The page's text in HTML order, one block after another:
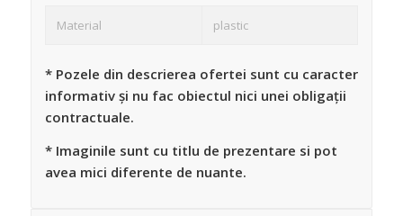
Material plastic
* Pozele din descrierea ofertei sunt cu caracter
informativ și nu fac obiectul nici unei obligații
contractuale.
* Imaginile sunt cu titlu de prezentare si pot
avea mici diferente de nuante.